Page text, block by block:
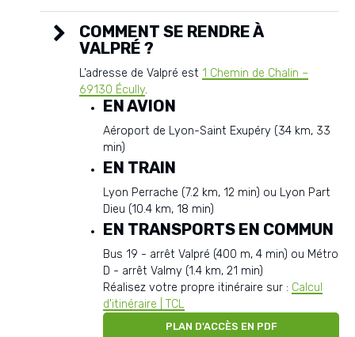
COMMENT SE RENDRE À
VALPRÉ ?
L’adresse de Valpré est 1 Chemin de Chalin –
69130 Écully.
EN AVION
Aéroport de Lyon-Saint Exupéry (34 km, 33
min)
EN TRAIN
Lyon Perrache (7.2 km, 12 min) ou Lyon Part
Dieu (10.4 km, 18 min)
EN TRANSPORTS EN COMMUN
Bus 19 - arrêt Valpré (400 m, 4 min) ou Métro
D - arrêt Valmy (1.4 km, 21 min)
Réalisez votre propre itinéraire sur : Calcul
d'itinéraire | TCL
PLAN D'ACCÈS EN PDF